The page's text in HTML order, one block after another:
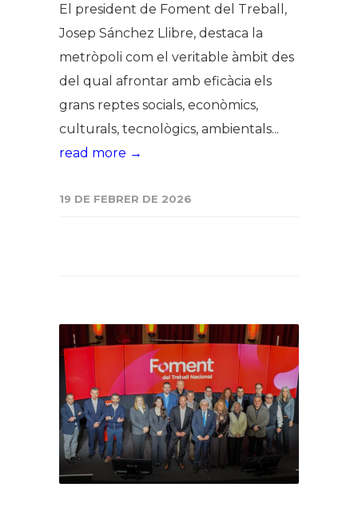
El president de Foment del Treball,
Josep Sánchez Llibre, destaca la
metròpoli com el veritable àmbit des
del qual afrontar amb eficàcia els
grans reptes socials, econòmics,
culturals, tecnològics, ambientals...
read more →
19 DE FEBRER DE 2026